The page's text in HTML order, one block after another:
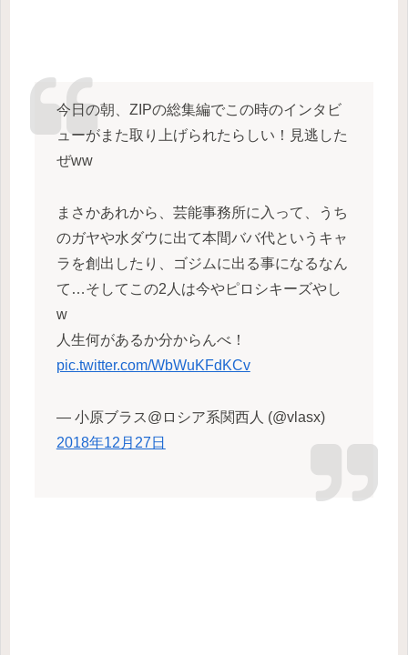
今日の朝、ZIPの総集編でこの時のインタビ
ューがまた取り上げられたらしい！見逃した
ぜww
まさかあれから、芸能事務所に入って、うち
のガヤや水ダウに出て本間ババ代というキャ
ラを創出したり、ゴジムに出る事になるなん
て…そしてこの2人は今やピロシキーズやし
w
人生何があるか分からんべ！
pic.twitter.com/WbWuKFdKCv
— 小原ブラス@ロシア系関西人 (@vlasx)
2018年12月27日